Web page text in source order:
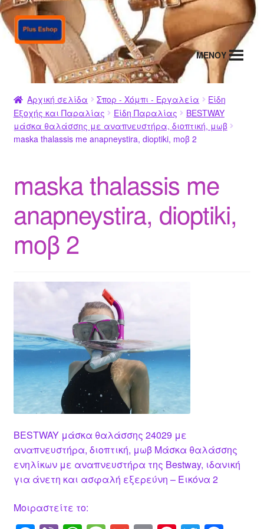
Απευθείας
μετάβαση
στην
πλοήγηση
Μετάβαση
σε
περιεχόμενο
MENΟΥ
Αρχική σελίδα Σπορ - Χόμπι - Εργαλεία
Είδη
Εξοχής και Παραλίας
Είδη Παραλίας
BESTWAY
μάσκα θαλάσσης με αναπνευστήρα, διοπτική, μωβ
maska thalassis me anapneystira, dioptiki, moβ 2
maska thalassis me
anapneystira, dioptiki,
moβ 2
BESTWAY μάσκα θαλάσσης 24029 με
αναπνευστήρα, διοπτική, μωβ Μάσκα θαλάσσης
ενηλίκων με αναπνευστήρα της Bestway, ιδανική
για άνετη και ασφαλή εξερεύνη – Εικόνα 2
Μοιραστείτε το: